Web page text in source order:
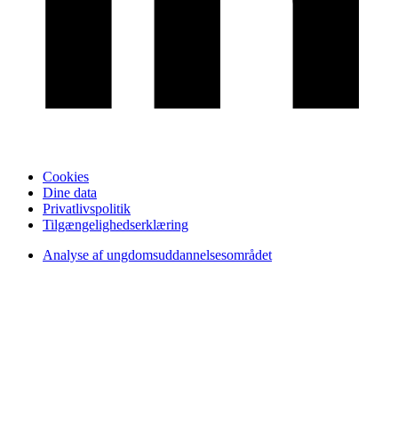
Cookies
Dine data
Privatlivspolitik
Tilgængelighedserklæring
Analyse af ungdomsuddannelsesområdet